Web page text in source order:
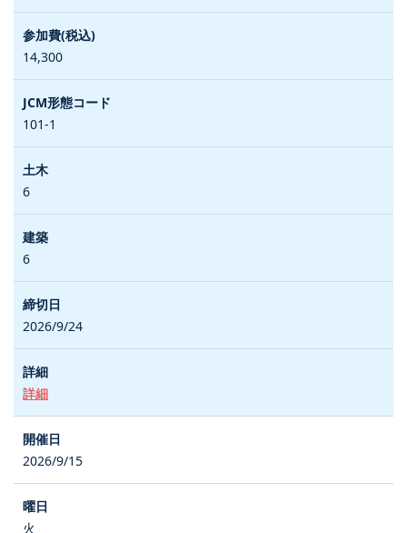
14,300
101-1
6
6
2026/9/24
詳細
2026/9/15
火